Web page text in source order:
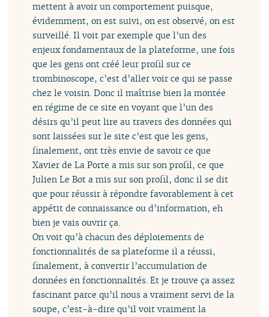
mettent à avoir un comportement puisque,
évidemment, on est suivi, on est observé, on est
surveillé. Il voit par exemple que l’un des
enjeux fondamentaux de la plateforme, une fois
que les gens ont créé leur profil sur ce
trombinoscope, c’est d’aller voir ce qui se passe
chez le voisin. Donc il maîtrise bien la montée
en régime de ce site en voyant que l’un des
désirs qu’il peut lire au travers des données qui
sont laissées sur le site c’est que les gens,
finalement, ont très envie de savoir ce que
Xavier de La Porte a mis sur son profil, ce que
Julien Le Bot a mis sur son profil, donc il se dit
que pour réussir à répondre favorablement à cet
appétit de connaissance ou d’information, eh
bien je vais ouvrir ça.
On voit qu’à chacun des déploiements de
fonctionnalités de sa plateforme il a réussi,
finalement, à convertir l’accumulation de
données en fonctionnalités. Et je trouve ça assez
fascinant parce qu’il nous a vraiment servi de la
soupe, c’est-à-dire qu’il voit vraiment la